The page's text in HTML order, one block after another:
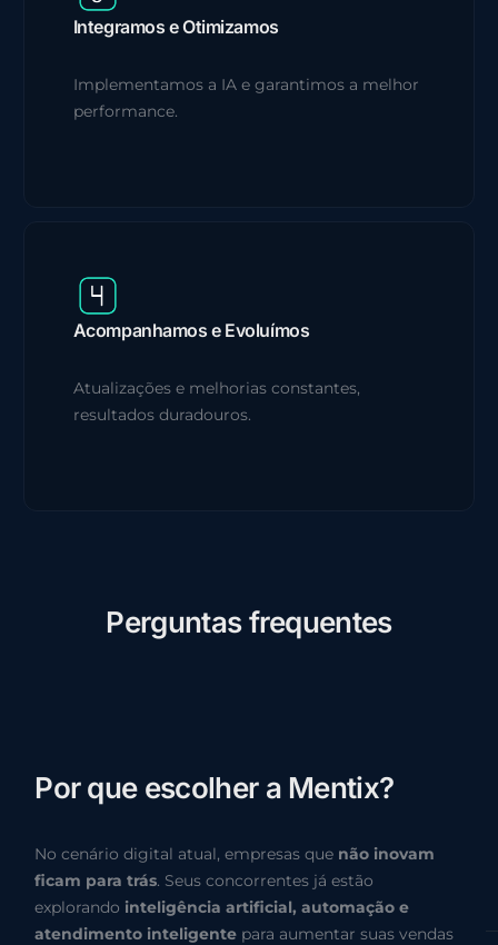
Integramos e Otimizamos
Implementamos a IA e garantimos a melhor
performance.
Acompanhamos e Evoluímos
Atualizações e melhorias constantes,
resultados duradouros.
Perguntas frequentes
Por que escolher a Mentix?
No cenário digital atual, empresas que não inovam
ficam para trás. Seus concorrentes já estão
explorando inteligência artificial, automação e
atendimento inteligente para aumentar suas vendas